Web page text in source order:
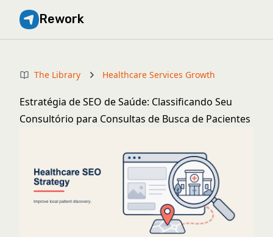
Rework
The Library Healthcare Services Growth
Estratégia de SEO de Saúde: Classificando Seu
Consultório para Consultas de Busca de Pacientes